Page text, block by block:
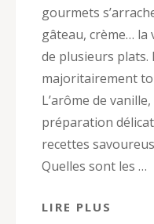
gourmets
gâteau, crème… la
de plusieurs plats.
majoritairement
L’arôme de
préparation
recettes
Quelles sont les …
LIRE PLUS